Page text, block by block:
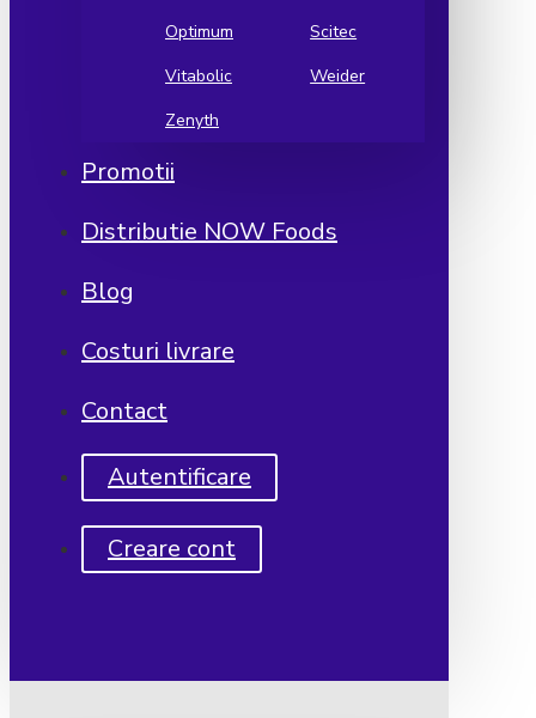
Optimum
Scitec
Vitabolic
Weider
Zenyth
Promotii
Distributie NOW Foods
Blog
Costuri livrare
Contact
Autentificare
Creare cont